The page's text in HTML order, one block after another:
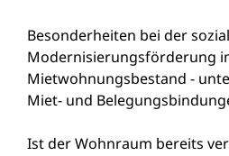
Besonderheiten bei der
Modernisierungsförderung
Mietwohnungsbestand -
Miet- und
Ist der Wohnraum bereits